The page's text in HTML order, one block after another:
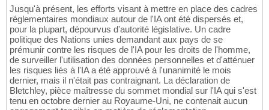
Jusqu'à présent, les efforts visant à mettre en place des cadres
réglementaires mondiaux autour de l'IA ont été dispersés et,
pour la plupart, dépourvus d'autorité législative. Un cadre
politique des Nations unies demandant aux pays de se
prémunir contre les risques de l'IA pour les droits de l'homme,
de surveiller l'utilisation des données personnelles et d'atténuer
les risques liés à l'IA a été approuvé à l'unanimité le mois
dernier, mais il n'était pas contraignant. La déclaration de
Bletchley, pièce maîtresse du sommet mondial sur l'IA qui s'est
tenu en octobre dernier au Royaume-Uni, ne contenait aucun